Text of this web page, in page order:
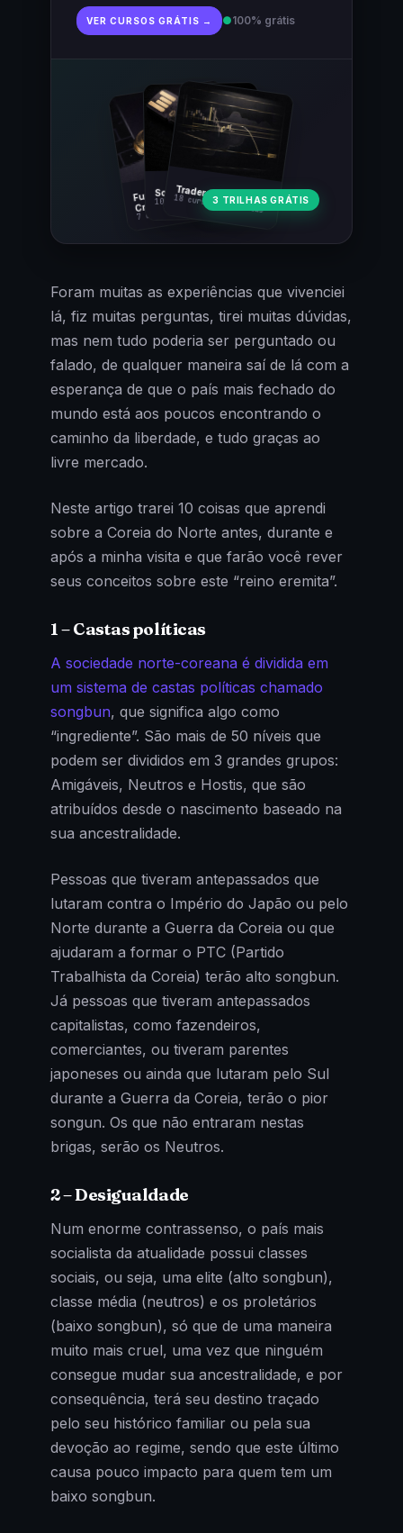
VER CURSOS GRÁTIS → ●100% grátis
Fundamentos
Cripto
7 cursos · 31 aulas
Trader Cripto
18 cursos · 80 aulas
Soberania Bitcoin
10 cursos · 44 aulas3 TRILHAS GRÁTIS
Foram muitas as experiências que vivenciei
lá, fiz muitas perguntas, tirei muitas dúvidas,
mas nem tudo poderia ser perguntado ou
falado, de qualquer maneira saí de lá com a
esperança de que o país mais fechado do
mundo está aos poucos encontrando o
caminho da liberdade, e tudo graças ao
livre mercado.
Neste artigo trarei 10 coisas que aprendi
sobre a Coreia do Norte antes, durante e
após a minha visita e que farão você rever
seus conceitos sobre este “reino eremita”.
1 – Castas políticas
A sociedade norte-coreana é dividida em
um sistema de castas políticas chamado
songbun, que significa algo como
“ingrediente”. São mais de 50 níveis que
podem ser divididos em 3 grandes grupos:
Amigáveis, Neutros e Hostis, que são
atribuídos desde o nascimento baseado na
sua ancestralidade.
Pessoas que tiveram antepassados que
lutaram contra o Império do Japão ou pelo
Norte durante a Guerra da Coreia ou que
ajudaram a formar o PTC (Partido
Trabalhista da Coreia) terão alto songbun.
Já pessoas que tiveram antepassados
capitalistas, como fazendeiros,
comerciantes, ou tiveram parentes
japoneses ou ainda que lutaram pelo Sul
durante a Guerra da Coreia, terão o pior
songun. Os que não entraram nestas
brigas, serão os Neutros.
2 – Desigualdade
Num enorme contrassenso, o país mais
socialista da atualidade possui classes
sociais, ou seja, uma elite (alto songbun),
classe média (neutros) e os proletários
(baixo songbun), só que de uma maneira
muito mais cruel, uma vez que ninguém
consegue mudar sua ancestralidade, e por
consequência, terá seu destino traçado
pelo seu histórico familiar ou pela sua
devoção ao regime, sendo que este último
causa pouco impacto para quem tem um
baixo songbun.